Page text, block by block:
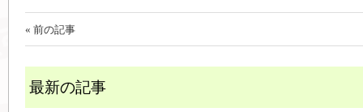
« 前の記事
最新の記事